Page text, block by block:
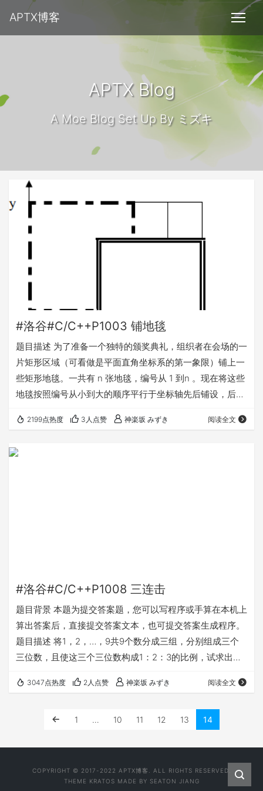
APTX博客
APTX Blog
A Moe Blog Set Up By ミズキ
#洛谷#C/C++P1003 铺地毯
题目描述 为了准备一个独特的颁奖典礼，组织者在会场的一
片矩形区域（可看做是平面直角坐标系的第一象限）铺上一
些矩形地毯。一共有 n 张地毯，编号从 1 到n 。现在将这些
地毯按照编号从小到大的顺序平行于坐标轴先后铺设，后铺
组织者想知道覆盖地面某个点的最上面的那张地毯的编号。
输入输出格式 输入格式： 输入文件名为carpet.in 。 输入共
2199点热度 3人点赞 神楽坂 みずき 阅读全文
#洛谷#C/C++P1008 三连击
题目背景 本题为提交答案题，您可以写程序或手算在本机上
算出答案后，直接提交答案文本，也可提交答案生成程序。
题目描述 将1，2，…，9共9个数分成三组，分别组成三个
三位数，且使这三个三位数构成1：2：3的比例，试求出所
输入 输出格式： 若干行，每行3个数字。按照每行第一个数
#include<cstdio> #include<iostream> using namespace
3047点热度 2人点赞 神楽坂 みずき 阅读全文
1 … 10 11 12 13 14
COPYRIGHT © 2017-2022 APTX博客
. ALL RIGHTS RESERVED.
THEME KRATOS MADE BY SEATON JIANG